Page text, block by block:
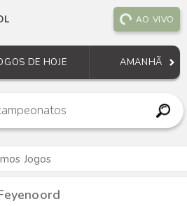
AO VIVO
DE HOJE AMANHÃ
Jogos